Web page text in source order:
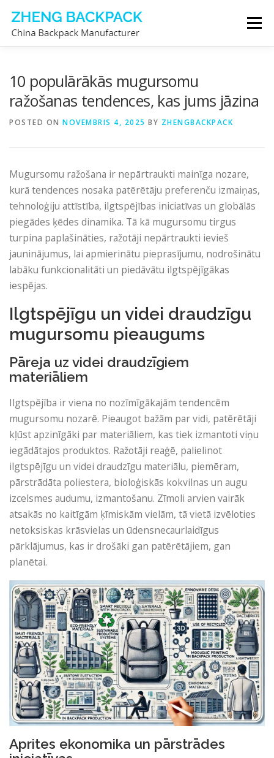
content
Menu
10 populārākās mugursomu
ražošanas tendences, kas jums jāzina
POSTED ON NOVEMBRIS 4, 2025 BY ZHENGBACKPACK
Mugursomu ražošana ir nepārtraukti mainīga nozare,
kurā tendences nosaka patērētāju preferenču izmaiņas,
tehnoloģiju attīstība, ilgtspējības iniciatīvas un globālās
piegādes ķēdes dinamika. Tā kā mugursomu tirgus
turpina paplašināties, ražotāji nepārtraukti ievieš
jauninājumus, lai apmierinātu pieprasījumu, nodrošinātu
labāku funkcionalitāti un piedāvātu ilgtspējīgākas
iespējas.
Ilgtspējīgu un videi draudzīgu
mugursomu pieaugums
Pāreja uz videi draudzīgiem
materiāliem
Ilgtspējība ir viena no nozīmīgākajām tendencēm
mugursomu nozarē. Pieaugot bažām par vidi, patērētāji
kļūst apzinīgāki par materiāliem, kas tiek izmantoti viņu
iegādātajos produktos. Ražotāji reaģē, palielinot
ilgtspējīgu un videi draudzīgu materiālu, piemēram,
pārstrādāta poliestera, bioloģiskās kokvilnas un augu
izcelsmes audumu, izmantošanu. Zīmoli arvien vairāk
atsakās no kaitīgām ķīmiskām vielām, tā vietā izvēloties
netoksiskas krāsvielas un ūdensnecaurlaidīgus
pārklājumus, kas ir drošāki gan patērētājiem, gan
planētai.
Aprites ekonomika un pārstrādes